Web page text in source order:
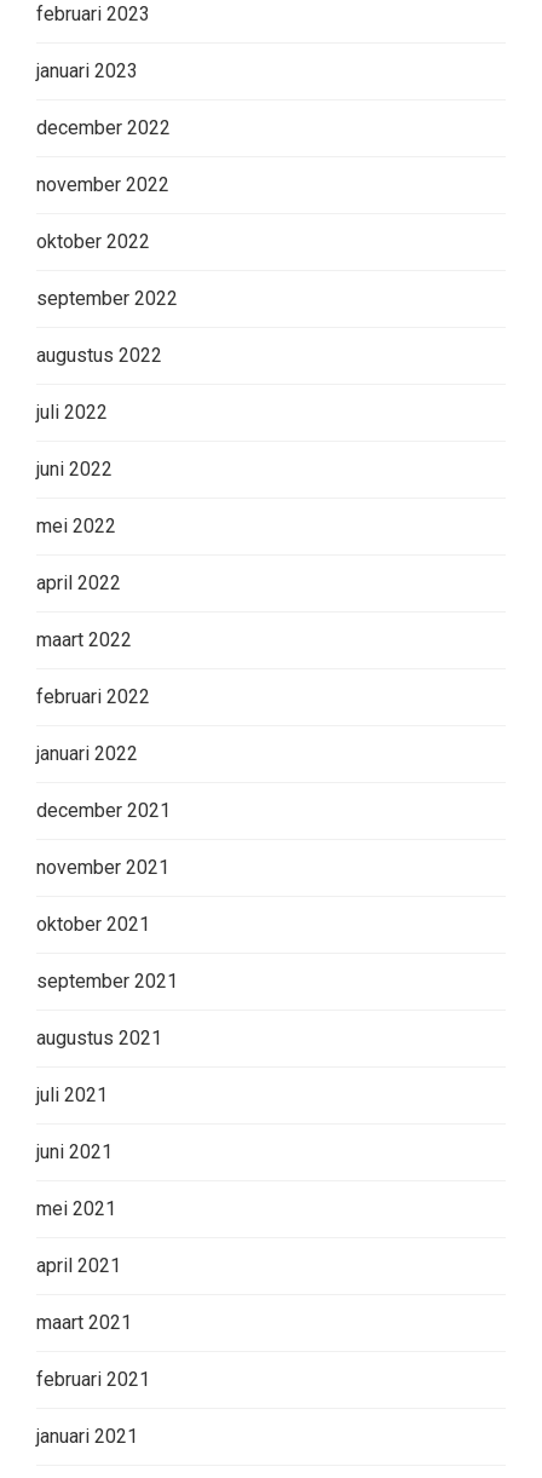
februari 2023
januari 2023
december 2022
november 2022
oktober 2022
september 2022
augustus 2022
juli 2022
juni 2022
mei 2022
april 2022
maart 2022
februari 2022
januari 2022
december 2021
november 2021
oktober 2021
september 2021
augustus 2021
juli 2021
juni 2021
mei 2021
april 2021
maart 2021
februari 2021
januari 2021